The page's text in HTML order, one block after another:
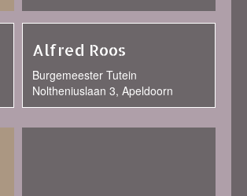
Alfred Roos
Burgemeester Tutein
Noltheniuslaan 3, Apeldoorn